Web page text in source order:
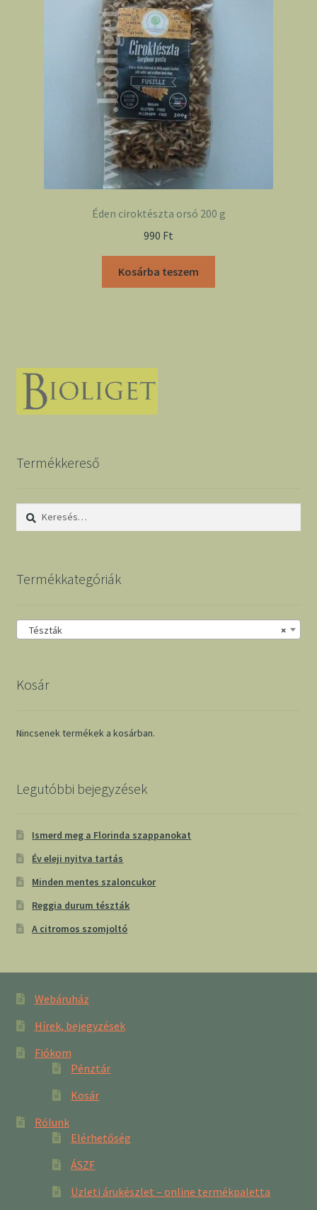
Éden ciroktészta orsó 200 g
990 Ft
Kosárba teszem
Termékkereső
Keresés:
Termékkategóriák
×
Tészták
Kosár
Nincsenek termékek a kosárban.
Legutóbbi bejegyzések
Ismerd meg a Florinda szappanokat
Év eleji nyitva tartás
Minden mentes szaloncukor
Reggia durum tészták
A citromos szomjoltó
Webáruház
Hírek, bejegyzések
Fiókom
Pénztár
Kosár
Rólunk
Elérhetőség
ÁSZF
Üzleti árukészlet – online termékpaletta